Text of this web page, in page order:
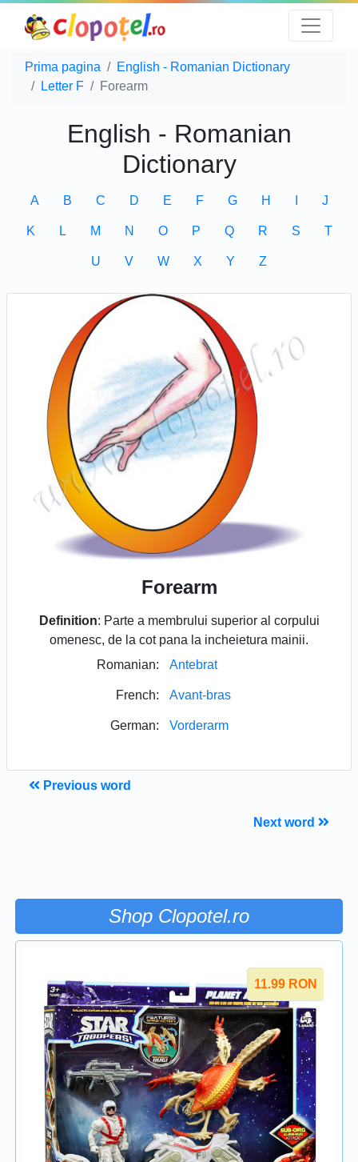
Prima pagina
English - Romanian Dictionary
Letter F
Forearm
English - Romanian
Dictionary
A B C D E F G H J
K L M N O P Q R S T
U V W X Y Z
Forearm
Definition: Parte a membrului superior al corpului
omenesc, de la cot pana la incheietura mainii.
Romanian:
Antebrat
French: Avant-bras
German: Vorderarm
Previous word
Next word
Shop Clopotel.ro
11.99 RON